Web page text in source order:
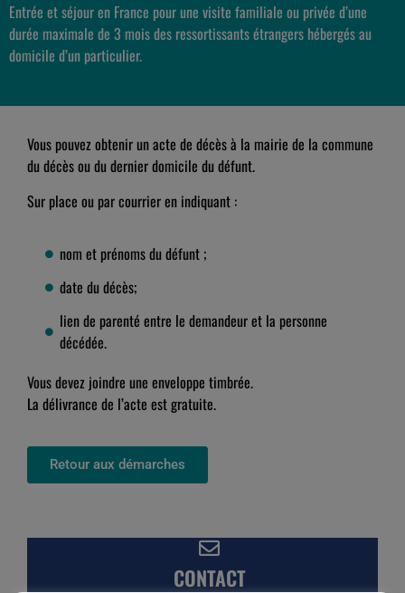
Entrée et séjour en France pour une visite familiale ou privée d’une
durée maximale de 3 mois des ressortissants étrangers hébergés au
domicile d’un particulier.
Vous pouvez obtenir un acte de décès à la mairie de la commune
du décès ou du dernier domicile du défunt.
Sur place ou par courrier en indiquant :
nom et prénoms du défunt ;
date du décès;
lien de parenté entre le demandeur et la personne
décédée.
Vous devez joindre une enveloppe timbrée.
La délivrance de l’acte est gratuite.
Retour aux démarches
CONTACT